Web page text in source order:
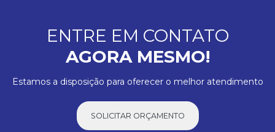
ENTRE EM CONTATO
AGORA MESMO!
Estamos a disposição para oferecer o melhor atendimento
SOLICITAR ORÇAMENTO